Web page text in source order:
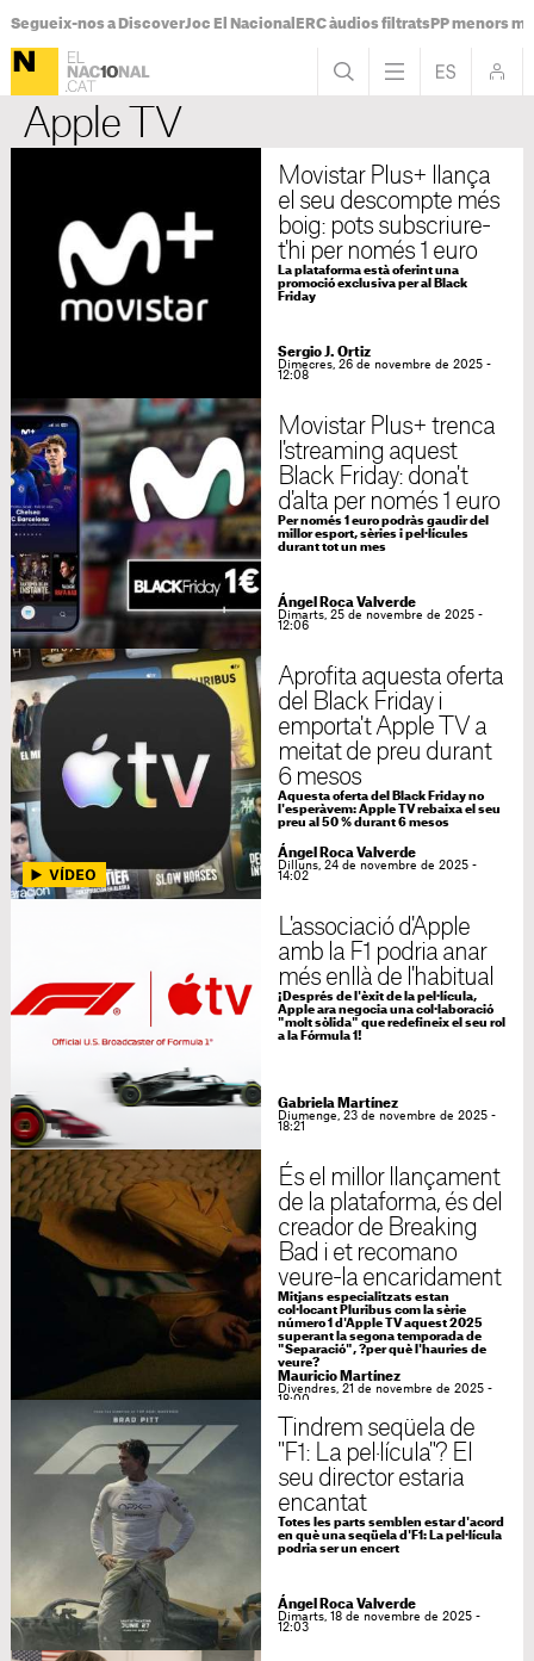
Segueix-nos a DiscoverJoc El Nacional ERC àudios filtratsPP menors
Apple TV
Movistar Plus+ llança
el seu descompte més
boig: pots subscriure-
t'hi per només 1 euro
La plataforma està oferint una
promoció exclusiva per al Black
Friday
Sergio J. Ortiz
Dimecres, 26 de novembre de 2025 -
12:08
Movistar Plus+ trenca
l'streaming aquest
Black Friday: dona't
d'alta per només 1 euro
Per només 1 euro podràs gaudir del
millor esport, sèries i pel·lícules
durant tot un mes
Ángel Roca Valverde
Dimarts, 25 de novembre de 2025 -
12:06
Aprofita aquesta oferta
del Black Friday i
emporta't Apple TV a
meitat de preu durant
6 mesos
Aquesta oferta del Black Friday no
l'esperàvem: Apple TV rebaixa el seu
preu al 50 % durant 6 mesos
Ángel Roca Valverde
Dilluns, 24 de novembre de 2025 -
14:02
L'associació d'Apple
amb la F1 podria anar
més enllà de l'habitual
¡Després de l'èxit de la pel·lícula,
Apple ara negocia una col·laboració
"molt sòlida" que redefineix el seu rol
a la Fórmula 1!
Gabriela Martínez
Diumenge, 23 de novembre de 2025 -
18:21
És el millor llançament
de la plataforma, és del
creador de Breaking
Bad i et recomano
veure-la encaridament
Mitjans especialitzats estan
col·locant Pluribus com la sèrie
número 1 d'Apple TV aquest 2025
superant la segona temporada de
"Separació", ?per què l'hauries de
veure?
Mauricio Martínez
Divendres, 21 de novembre de 2025 -
18:00
Tindrem seqüela de
"F1: La pel·lícula"? El
seu director estaria
encantat
Totes les parts semblen estar d'acord
en què una seqüela d'F1: La pel·lícula
podria ser un encert
Ángel Roca Valverde
Dimarts, 18 de novembre de 2025 -
12:03